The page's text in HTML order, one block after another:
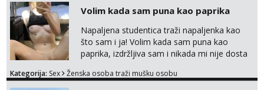
Volim kada sam puna kao paprika
Napaljena studentica traži napaljenka kao
što sam i ja! Volim kada sam puna kao
paprika, izdržljiva sam i nikada mi nije dosta
bilo kad i bilo gdje zato se javi što prije da
Kategorija: Sex Ženska osoba traži mušku osobu